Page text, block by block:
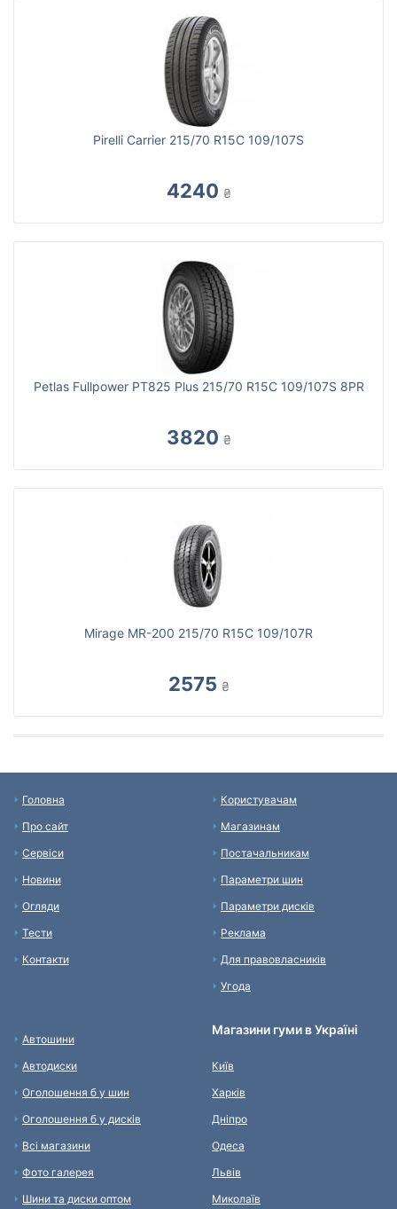
Pirelli Carrier 215/70 R15C 109/107S
4240 ₴
Petlas Fullpower PT825 Plus 215/70 R15C 109/107S 8PR
3820 ₴
Mirage MR-200 215/70 R15C 109/107R
2575 ₴
Головна
Про сайт
Сервіси
Новини
Огляди
Тести
Контакти
Користувачам
Магазинам
Постачальникам
Параметри шин
Параметри дисків
Реклама
Для правовласників
Угода
Автошини
Автодиски
Оголошення б у шин
Оголошення б у дисків
Всі магазини
Фото галерея
Шини та диски оптом
Магазини гуми в Україні
Київ
Харків
Дніпро
Одеса
Львів
Миколаїв